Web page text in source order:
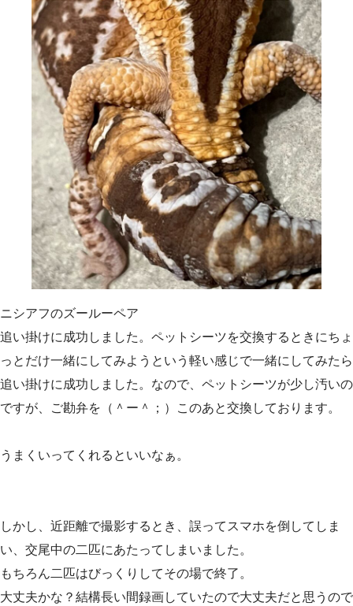
ニシアフのズールーペア
追い掛けに成功しました。ペットシーツを交換するときにちょ
っとだけ一緒にしてみようという軽い感じで一緒にしてみたら
追い掛けに成功しました。なので、ペットシーツが少し汚いの
ですが、ご勘弁を（＾ー＾；）このあと交換しております。
うまくいってくれるといいなぁ。
しかし、近距離で撮影するとき、誤ってスマホを倒してしま
い、交尾中の二匹にあたってしまいました。
もちろん二匹はびっくりしてその場で終了。
大丈夫かな？結構長い間録画していたので大丈夫だと思うので